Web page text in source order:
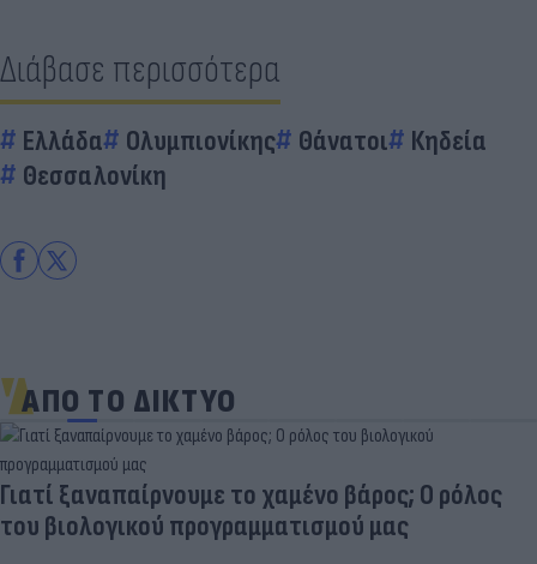
Διάβασε περισσότερα
Ελλάδα Ολυμπιονίκης Θάνατοι
Κηδεία
Θεσσαλονίκη
ΑΠΟ ΤΟ ΔΙΚΤΥΟ
Γιατί ξαναπαίρνουμε το χαμένο βάρος; Ο ρόλος
του βιολογικού προγραμματισμού μας